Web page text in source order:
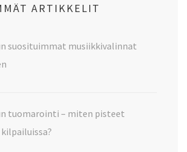
ARTIKKELIT
suosituimmat musiikkivalinnat
tuomarointi – miten pisteet